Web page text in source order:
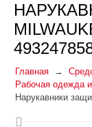
Главная
Рабочая одежда
Нарукавники